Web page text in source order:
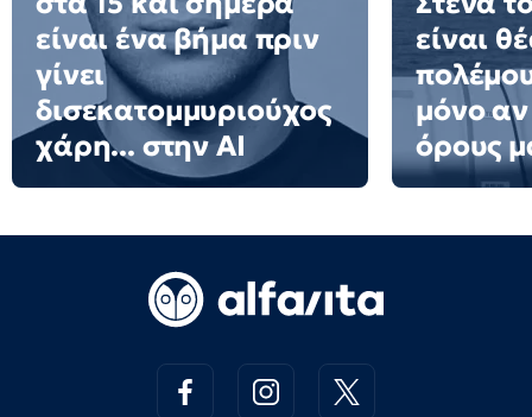
είναι ένα βήμα πριν
γίνει
δισεκατομμυριούχος
χάρη... στην AI
είναι
μόνο αν
όρους